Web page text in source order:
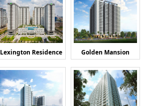
Lexington Residence Golden Mansion